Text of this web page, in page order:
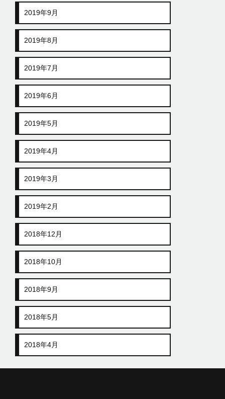
2019年9月
2019年8月
2019年7月
2019年6月
2019年5月
2019年4月
2019年3月
2019年2月
2018年12月
2018年10月
2018年9月
2018年5月
2018年4月